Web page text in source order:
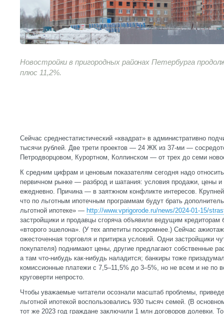
Новостройки в пригородных районах Петербурга
плюс 11,2%.
Сейчас среднестатистический «квадрат» в административно
тысячи рублей. Две трети проектов — 24 ЖК из 37-ми —
Петродворцовом, Курортном, Колпинском — от трех до семи
К средним цифрам и ценовым показателям сегодня надо
первичном рынке — разброд и шатания: условия продажи, цены и
ежедневно. Причина — в заятжном конфликте интересов.
что по льготным ипотечным программам будут брать
льготной ипотеке» — http://www.vprigorode.ru/news/2024-01-15/
застройщики и продавцы сгоряча объявили ведущим кредиторам
«второго эшелона». (У тех аппетиты поскромнее.) Сейчас
ожесточенная торговля и притирка условий. Одни застройщики
покупателя) поднимают цены, другие предлагают собственные
а там что-нибудь как-нибудь наладится; банкиры тоже
комиссионные платежи с 7,5–11,5% до 3–5%, но не всем и не по
круговерти непросто.
Чтобы уважаемые читатели осознали масштаб проблемы,
льготной ипотекой воспользовались 930 тысяч семей. (В
тот же 2023 год граждане заключили 1 млн договоров долевки.